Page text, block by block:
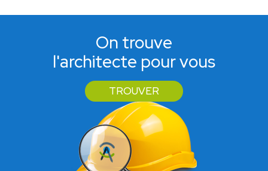
On trouve
l'architecte pour vous
TROUVER